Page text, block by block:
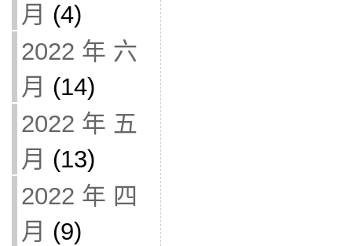
月 (4)
2022 年 六
月 (14)
2022 年 五
月 (13)
2022 年 四
月 (9)